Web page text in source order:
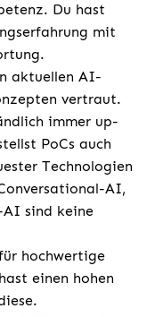
Du hast
mit
aktuellen AI-
vertraut.
immer up-
PoCs auch
Technologien
AI,
sind keine
hochwertige
einen hohen